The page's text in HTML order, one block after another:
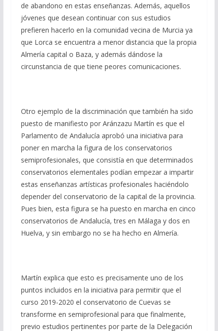
de abandono en estas enseñanzas. Además, aquellos
jóvenes que desean continuar con sus estudios
prefieren hacerlo en la comunidad vecina de Murcia ya
que Lorca se encuentra a menor distancia que la propia
Almería capital o Baza, y además dándose la
circunstancia de que tiene peores comunicaciones.
Otro ejemplo de la discriminación que también ha sido
puesto de manifiesto por Aránzazu Martín es que el
Parlamento de Andalucía aprobó una iniciativa para
poner en marcha la figura de los conservatorios
semiprofesionales, que consistía en que determinados
conservatorios elementales podían empezar a impartir
estas enseñanzas artísticas profesionales haciéndolo
depender del conservatorio de la capital de la provincia.
Pues bien, esta figura se ha puesto en marcha en cinco
conservatorios de Andalucía, tres en Málaga y dos en
Huelva, y sin embargo no se ha hecho en Almería.
Martín explica que esto es precisamente uno de los
puntos incluidos en la iniciativa para permitir que el
curso 2019-2020 el conservatorio de Cuevas se
transforme en semiprofesional para que finalmente,
previo estudios pertinentes por parte de la Delegación